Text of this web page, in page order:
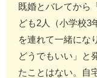
既婚とバレてから
ども2人（小学校3
を連れて一緒にな
どうでもいい」と
たことはない。自